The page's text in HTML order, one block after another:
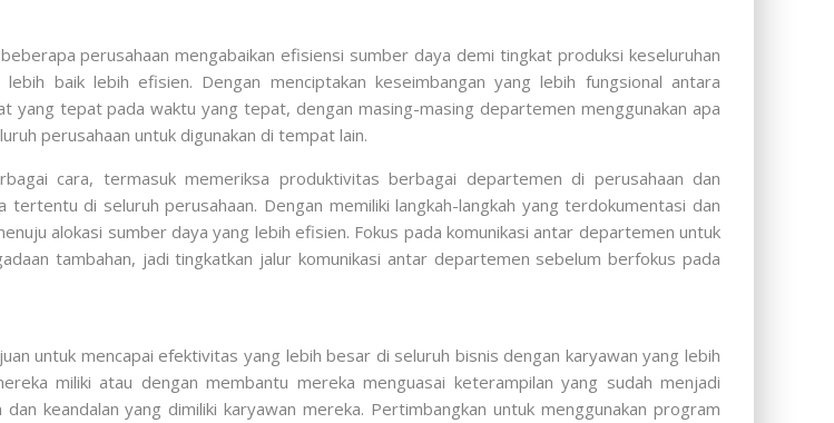
perusahaan mengabaikan efisiensi sumber daya demi tingkat produksi keseluruhan
baik lebih efisien. Dengan menciptakan keseimbangan yang lebih fungsional antara
tepat pada waktu yang tepat, dengan masing-masing departemen menggunakan apa
perusahaan untuk digunakan di tempat lain.
cara, termasuk memeriksa produktivitas berbagai departemen di perusahaan dan
di seluruh perusahaan. Dengan memiliki langkah-langkah yang terdokumentasi dan
alokasi sumber daya yang lebih efisien. Fokus pada komunikasi antar departemen untuk
tambahan, jadi tingkatkan jalur komunikasi antar departemen sebelum berfokus pada
untuk mencapai efektivitas yang lebih besar di seluruh bisnis dengan karyawan yang lebih
miliki atau dengan membantu mereka menguasai keterampilan yang sudah menjadi
keandalan yang dimiliki karyawan mereka. Pertimbangkan untuk menggunakan program